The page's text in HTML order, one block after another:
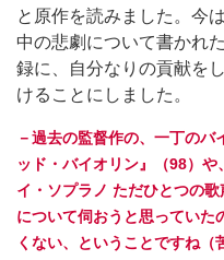
と原作を読みました。今
中の悲劇について書かれ
録に、自分なりの貢献を
けることにしました。
－過去の監督作の、一丁の
ッド・バイオリン』（98）
イ・ソプラノ ただひとつの
について伺おうと思っていた
くない、ということですね（